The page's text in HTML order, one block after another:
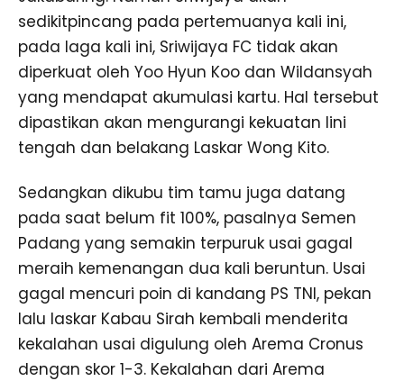
sedikitpincang pada pertemuanya kali ini,
pada laga kali ini, Sriwijaya FC tidak akan
diperkuat oleh Yoo Hyun Koo dan Wildansyah
yang mendapat akumulasi kartu. Hal tersebut
dipastikan akan mengurangi kekuatan lini
tengah dan belakang Laskar Wong Kito.
Sedangkan dikubu tim tamu juga datang
pada saat belum fit 100%, pasalnya Semen
Padang yang semakin terpuruk usai gagal
meraih kemenangan dua kali beruntun. Usai
gagal mencuri poin di kandang PS TNI, pekan
lalu laskar Kabau Sirah kembali menderita
kekalahan usai digulung oleh Arema Cronus
dengan skor 1-3. Kekalahan dari Arema